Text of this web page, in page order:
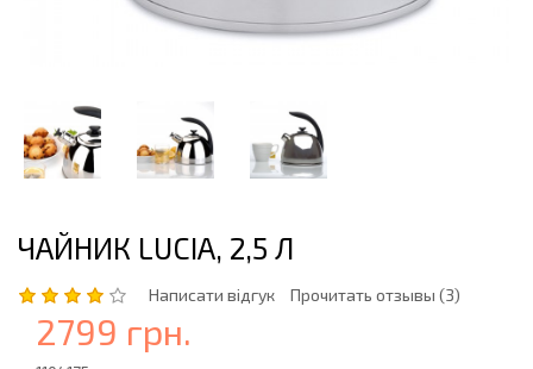
ЧАЙНИК LUCIA, 2,5 Л
Написати відгук Прочитать отзывы (3)
2799 грн.